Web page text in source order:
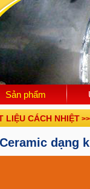
Sản phẩm
LIỆU CÁCH NHIỆT
dạng